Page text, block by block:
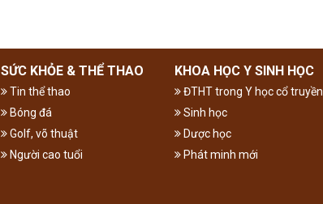
SỨC KHỎE & THỂ THAO
Tin thể thao
Bóng đá
Golf, võ thuật
Người cao tuổi
KHOA HỌC Y SINH HỌC
ĐTHT trong Y học cổ truyền
Sinh học
Dược học
Phát minh mới